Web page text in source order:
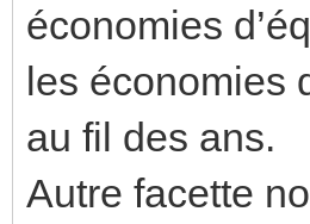
économies
les économies
au fil des ans.
Autre facette